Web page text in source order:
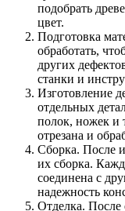
подобрать
цвет.
Подготовка
обработать,
других
станки и
Изготовление
отдельных
полок, ножек и
отрезана и
Сборка. После
их сборка.
соединена с
надежность
Отделка.